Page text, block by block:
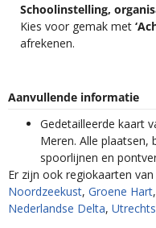
Schoolinstelling,
Kies voor gemak met
afrekenen.
Aanvullende informatie
Gedetailleerde kaart
Meren. Alle plaatsen,
spoorlijnen en
Er zijn ook regiokaarten van
Noordzeekust, Groene Hart,
Nederlandse Delta,